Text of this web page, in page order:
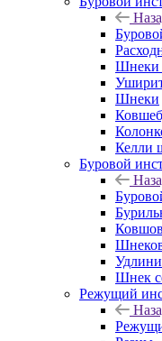
Шнеки
Шнеки
Келли
Буровой
Шнек
Режущий